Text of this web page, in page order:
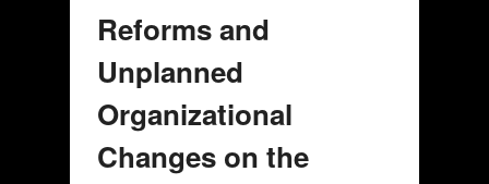
Reforms and
Unplanned
Organizational
Changes on the